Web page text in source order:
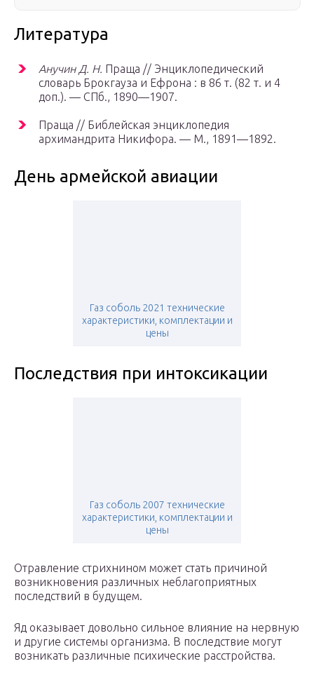
Литература
Анучин Д. Н. Праща // Энциклопедический
словарь Брокгауза и Ефрона : в 86 т. (82 т. и 4
доп.). — СПб., 1890—1907.
Праща // Библейская энциклопедия
архимандрита Никифора. — М., 1891—1892.
День армейской авиации
Газ соболь 2021 технические
характеристики, комплектации и
цены
Последствия при интоксикации
Газ соболь 2007 технические
характеристики, комплектации и
цены
Отравление стрихнином может стать причиной
возникновения различных неблагоприятных
последствий в будущем.
Яд оказывает довольно сильное влияние на нервную
и другие системы организма. В последствие могут
возникать различные психические расстройства.